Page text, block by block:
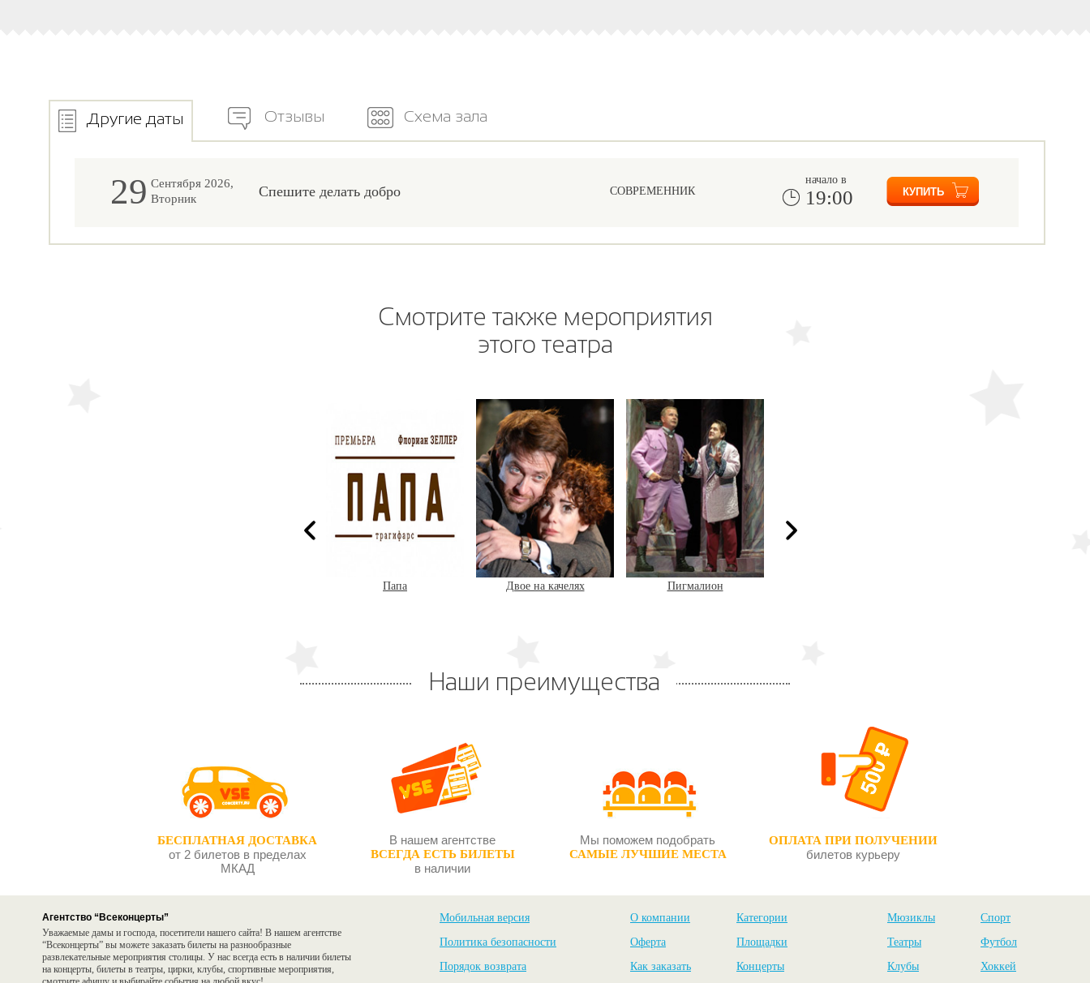
Другие даты Отзывы Схема зала
29 Сентября 2026,
Вторник
Спешите делать добро СОВРЕМЕННИК
начало в
19:00
Смотрите также мероприятия
этого театра
Папа Двое на качелях Пигмалион
Наши преимущества
БЕСПЛАТНАЯ ДОСТАВКА
от 2 билетов в пределах
МКАД
В нашем агентстве
ВСЕГДА ЕСТЬ БИЛЕТЫ
в наличии
Мы поможем подобрать
САМЫЕ ЛУЧШИЕ МЕСТА
ОПЛАТА ПРИ ПОЛУЧЕНИИ
билетов курьеру
Агентство “Всеконцерты”
Уважаемые дамы и господа, посетители нашего сайта! В нашем агентстве
“Всеконцерты” вы можете заказать билеты на разнообразные
развлекательные мероприятия столицы. У нас всегда есть в наличии билеты
на концерты, билеты в театры, цирки, клубы, спортивные мероприятия,
Мобильная версия
Политика безопасности
Порядок возврата
О компании
Оферта
Как заказать
Категории
Площадки
Концерты
Мюзиклы
Театры
Клубы
Спорт
Футбол
Хоккей